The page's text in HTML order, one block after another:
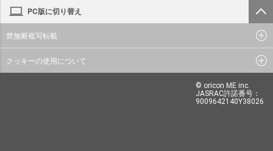
PC版に切り替え
禁無断複写転載
クッキーの使用について
© oricon ME inc.
JASRAC許諾番号：
9009642140Y38026